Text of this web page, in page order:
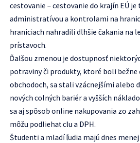
cestovanie – cestovanie do krajín EÚ je
administratívou a kontrolami na
hraniciach nahradili dlhšie čakania na
prístavoch.
Ďalšou zmenou je dostupnosť
potraviny či produkty, ktoré boli bežne
obchodoch, sa stali vzácnejšími alebo
nových colných bariér a vyšších
sa aj spôsob online nakupovania zo
môžu podliehať clu a DPH.
Študenti a mladí ľudia majú dnes